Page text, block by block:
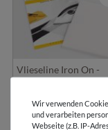
Vlieseline Iron On -
Wir verwenden
und verarbeiten
Webseite (z.B. IP-